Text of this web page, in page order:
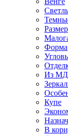
Размер
Форма
Из
Купе
В